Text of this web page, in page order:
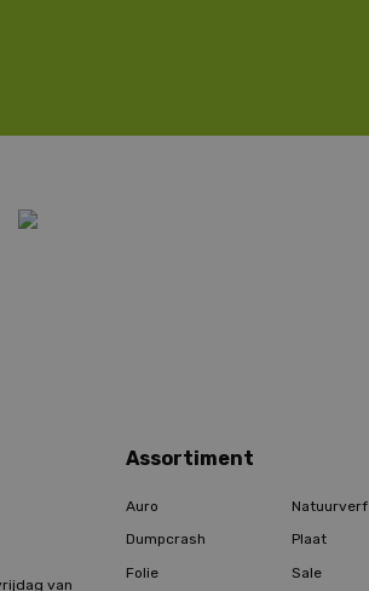
van
Assortiment
Auro
Dumpcrash
Folie
Natuurverf
Plaat
Sale